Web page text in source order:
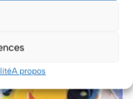
A propos